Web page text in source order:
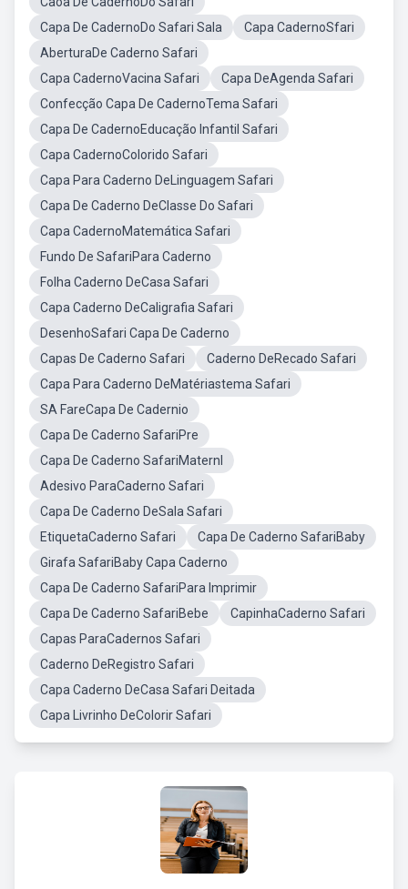
Capa De CadernoDo Safari Sala
Capa CadernoSfari
AberturaDe Caderno Safari
Capa CadernoVacina Safari
Capa DeAgenda Safari
Confecção Capa De CadernoTema Safari
Capa De CadernoEducação Infantil Safari
Capa CadernoColorido Safari
Capa Para Caderno DeLinguagem Safari
Capa De Caderno DeClasse Do Safari
Capa CadernoMatemática Safari
Fundo De SafariPara Caderno
Folha Caderno DeCasa Safari
Capa Caderno DeCaligrafia Safari
DesenhoSafari Capa De Caderno
Capas De Caderno Safari
Caderno DeRecado Safari
Capa Para Caderno DeMatériastema Safari
SA FareCapa De Cadernio
Capa De Caderno SafariPre
Capa De Caderno SafariMaternl
Adesivo ParaCaderno Safari
Capa De Caderno DeSala Safari
EtiquetaCaderno Safari
Capa De Caderno SafariBaby
Girafa SafariBaby Capa Caderno
Capa De Caderno SafariPara Imprimir
Capa De Caderno SafariBebe
CapinhaCaderno Safari
Capas ParaCadernos Safari
Caderno DeRegistro Safari
Capa Caderno DeCasa Safari Deitada
Capa Livrinho DeColorir Safari